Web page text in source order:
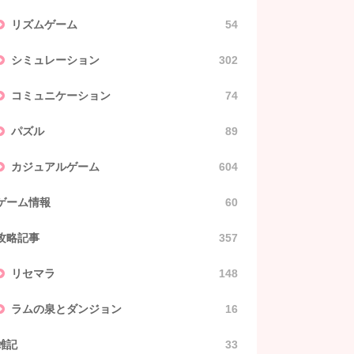
リズムゲーム 54
シミュレーション 302
コミュニケーション 74
パズル 89
カジュアルゲーム 604
ーム情報 60
略記事 357
リセマラ 148
ラムの泉とダンジョン 16
記 33